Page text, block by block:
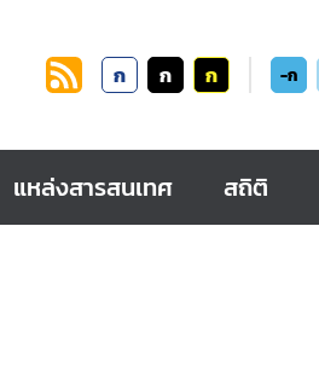
ก ก ก -ก
แหล่งสารสนเทศ สถิติ